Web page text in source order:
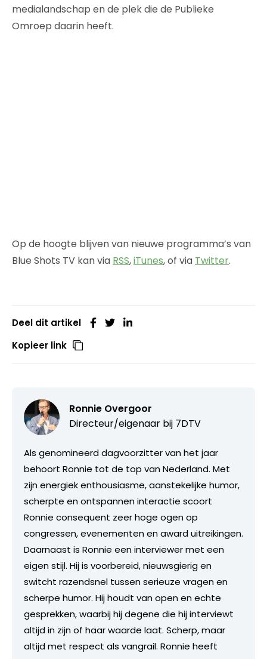
medialandschap en de plek die de Publieke
Omroep daarin heeft.
Op de hoogte blijven van nieuwe programma’s van
Blue Shots TV kan via RSS,iTunes, of via Twitter.
Deel dit artikel
Kopieer link
Ronnie Overgoor
Directeur/eigenaar bij 7DTV
Als genomineerd dagvoorzitter van het jaar
behoort Ronnie tot de top van Nederland. Met
zijn energiek enthousiasme, aanstekelijke humor,
scherpte en ontspannen interactie scoort
Ronnie consequent zeer hoge ogen op
congressen, evenementen en award uitreikingen.
Daarnaast is Ronnie een interviewer met een
eigen stijl. Hij is voorbereid, nieuwsgierig en
switcht razendsnel tussen serieuze vragen en
scherpe humor. Hij houdt van open en echte
gesprekken, waarbij hij degene die hij interviewt
altijd in zijn of haar waarde laat. Scherp, maar
altijd met respect als vangrail. Ronnie heeft